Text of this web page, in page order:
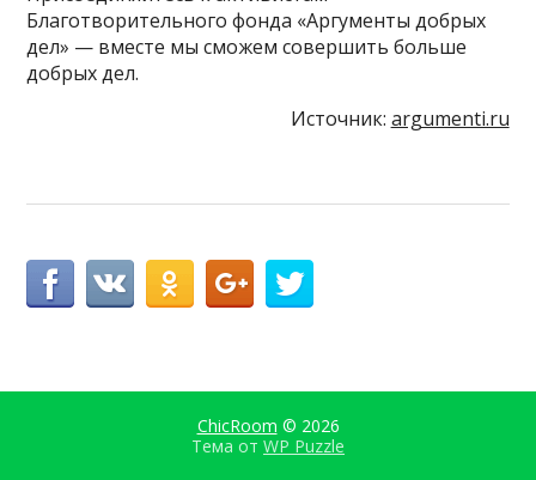
Благотворительного фонда «Аргументы добрых
дел» — вместе мы сможем совершить больше
добрых дел.
Источник: argumenti.ru
ChicRoom © 2026
Тема от WP Puzzle